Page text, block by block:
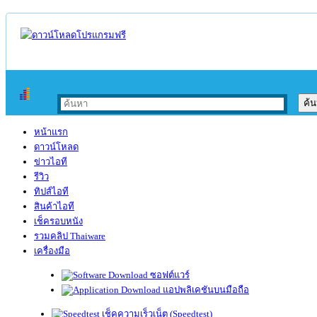
หน้าแรก
ดาวน์โหลด
ข่าวไอที
รีวิว
ทิปส์ไอที
สินค้าไอที
เช็ครอบหนัง
รวมคลิป Thaiware
เครื่องมือ
ซอฟต์แวร์
แอปพลิเคชันบนมือถือ
เช็คความเร็วเน็ต (Speedtest)